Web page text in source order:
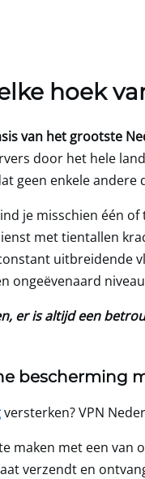
hoek
van het grootste
door het hele
geen enkele andere
je misschien één
met tientallen
uitbreidende
ongeëvenaard
er is altijd een
bescherming
versterken? VPN
maken met een van
verzendt en